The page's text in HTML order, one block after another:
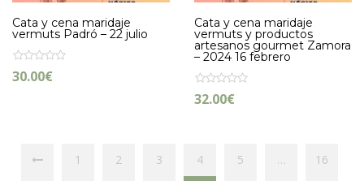
Cata y cena maridaje
vermuts Padró – 22 julio
30.00€
Cata y cena maridaje
vermuts y productos
artesanos gourmet Zamora
– 2024 16 febrero
32.00€
1 2 3 4 5 … 16